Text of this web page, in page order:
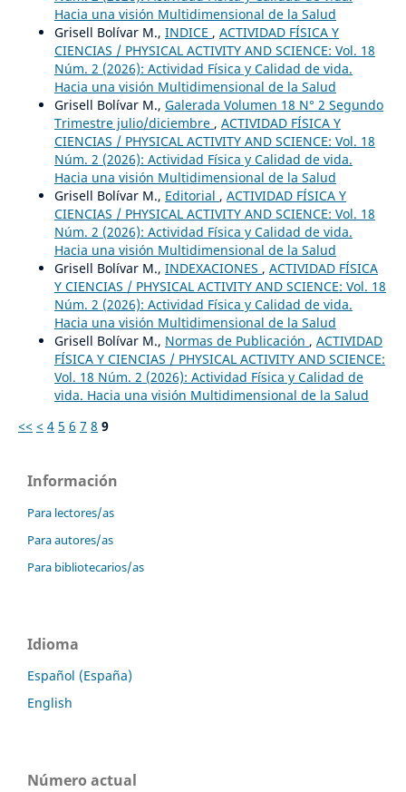
Hacia una visión Multidimensional de la Salud
Grisell Bolívar M., INDICE , ACTIVIDAD FÍSICA Y
CIENCIAS / PHYSICAL ACTIVITY AND SCIENCE: Vol. 18
Núm. 2 (2026): Actividad Física y Calidad de vida.
Hacia una visión Multidimensional de la Salud
Grisell Bolívar M., Galerada Volumen 18 N° 2 Segundo
Trimestre julio/diciembre , ACTIVIDAD FÍSICA Y
CIENCIAS / PHYSICAL ACTIVITY AND SCIENCE: Vol. 18
Núm. 2 (2026): Actividad Física y Calidad de vida.
Hacia una visión Multidimensional de la Salud
Grisell Bolívar M., Editorial , ACTIVIDAD FÍSICA Y
CIENCIAS / PHYSICAL ACTIVITY AND SCIENCE: Vol. 18
Núm. 2 (2026): Actividad Física y Calidad de vida.
Hacia una visión Multidimensional de la Salud
Grisell Bolívar M., INDEXACIONES , ACTIVIDAD FÍSICA
Y CIENCIAS / PHYSICAL ACTIVITY AND SCIENCE: Vol. 18
Núm. 2 (2026): Actividad Física y Calidad de vida.
Hacia una visión Multidimensional de la Salud
Grisell Bolívar M., Normas de Publicación , ACTIVIDAD
FÍSICA Y CIENCIAS / PHYSICAL ACTIVITY AND SCIENCE:
Vol. 18 Núm. 2 (2026): Actividad Física y Calidad de
vida. Hacia una visión Multidimensional de la Salud
<< < 4 5 6 7 8 9
Información
Para lectores/as
Para autores/as
Para bibliotecarios/as
Idioma
Español (España)
English
Número actual